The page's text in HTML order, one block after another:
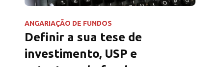
ANGARIAÇÃO DE FUNDOS
Definir a sua tese de
investimento, USP e